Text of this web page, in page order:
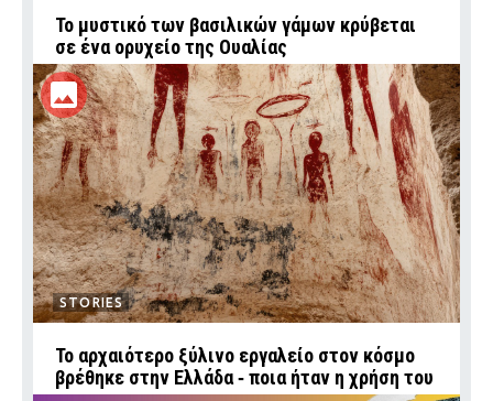
Το μυστικό των βασιλικών γάμων κρύβεται
σε ένα ορυχείο της Ουαλίας
STORIES
Το αρχαιότερο ξύλινο εργαλείο στον κόσμο
βρέθηκε στην Ελλάδα ‑ ποια ήταν η χρήση του